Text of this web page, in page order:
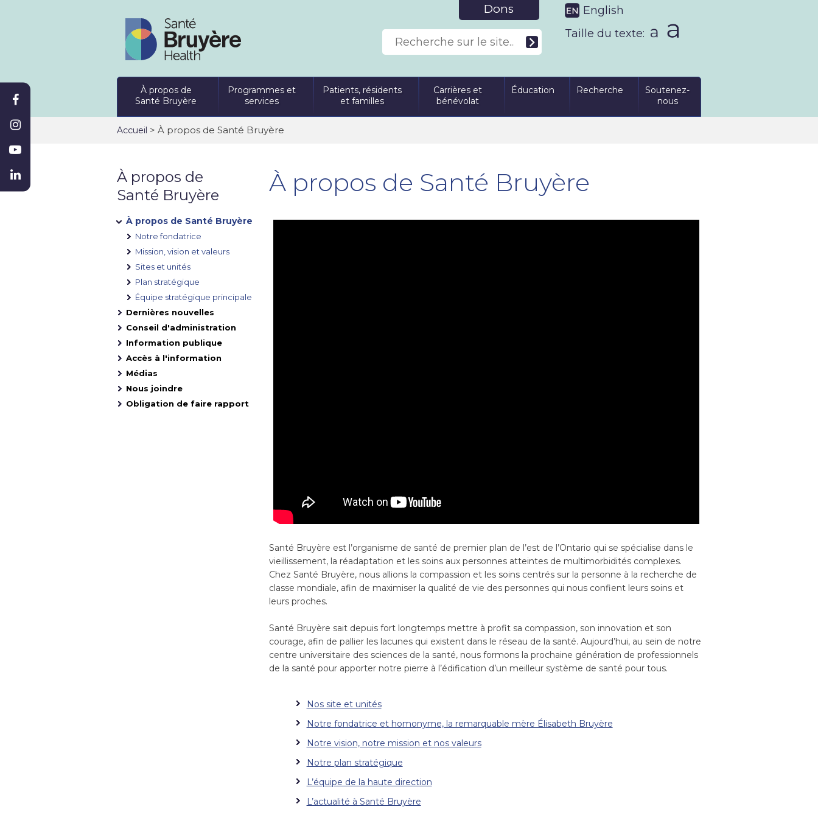
Dons
English
Taille du texte:
À propos de
Santé Bruyère
Programmes et
services
Patients, résidents
et familles
Carrières et
bénévolat
Éducation Recherche
Soutenez-
nous
Accueil > À propos de Santé Bruyère
À propos de
Santé Bruyère
À propos de Santé Bruyère
Notre fondatrice
Mission, vision et valeurs
Sites et unités
Plan stratégique
Équipe stratégique principale
Dernières nouvelles
Conseil d'administration
Information publique
Accès à l'information
Médias
Nous joindre
Obligation de faire rapport
À propos de Santé Bruyère
Santé Bruyère est l’organisme de santé de premier plan de l’est de l’Ontario qui se spécialise dans le
vieillissement, la réadaptation et les soins aux personnes atteintes de multimorbidités complexes.
Chez Santé Bruyère, nous allions la compassion et les soins centrés sur la personne à la recherche de
classe mondiale, afin de maximiser la qualité de vie des personnes qui nous confient leurs soins et
leurs proches.
Santé Bruyère sait depuis fort longtemps mettre à profit sa compassion, son innovation et son
courage, afin de pallier les lacunes qui existent dans le réseau de la santé. Aujourd’hui, au sein de notre
centre universitaire des sciences de la santé, nous formons la prochaine génération de professionnels
de la santé pour apporter notre pierre à l’édification d’un meilleur système de santé pour tous.
Nos site et unités
Notre fondatrice et homonyme, la remarquable mère Élisabeth Bruyère
Notre vision, notre mission et nos valeurs
Notre plan stratégique
L’équipe de la haute direction
L’actualité à Santé Bruyère